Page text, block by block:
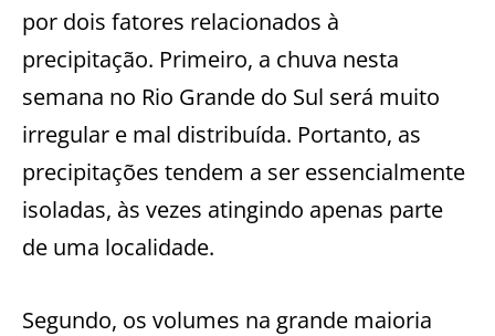
por dois fatores relacionados à
precipitação. Primeiro, a chuva nesta
semana no Rio Grande do Sul será muito
irregular e mal distribuída. Portanto, as
precipitações tendem a ser essencialmente
isoladas, às vezes atingindo apenas parte
de uma localidade.
Segundo, os volumes na grande maioria